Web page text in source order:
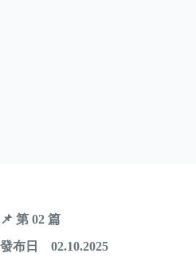
📌 第 02 篇
發布日 02.10.2025